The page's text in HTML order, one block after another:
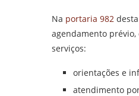
Na portaria 982
agendamento
serviços:
orientações e
atendimento